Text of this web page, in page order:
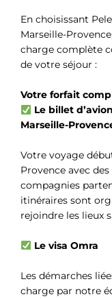
En choisissant
Marseille-
charge complète
de votre séjour :
Votre forfait
Le billet
Marseille-
Votre voyage
Provence avec
compagnies
itinéraires sont
rejoindre les lieux
Le visa Omra
Les démarches
charge par notre